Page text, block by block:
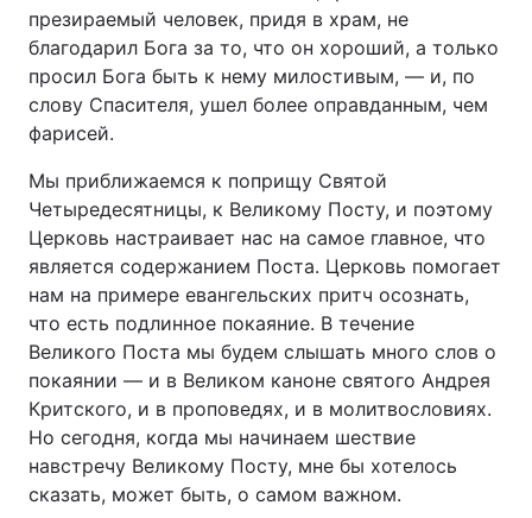
презираемый человек, придя в храм, не
благодарил Бога за то, что он хороший, а только
просил Бога быть к нему милостивым, — и, по
слову Спасителя, ушел более оправданным, чем
фарисей.
Мы приближаемся к поприщу Святой
Четыредесятницы, к Великому Посту, и поэтому
Церковь настраивает нас на самое главное, что
является содержанием Поста. Церковь помогает
нам на примере евангельских притч осознать,
что есть подлинное покаяние. В течение
Великого Поста мы будем слышать много слов о
покаянии — и в Великом каноне святого Андрея
Критского, и в проповедях, и в молитвословиях.
Но сегодня, когда мы начинаем шествие
навстречу Великому Посту, мне бы хотелось
сказать, может быть, о самом важном.